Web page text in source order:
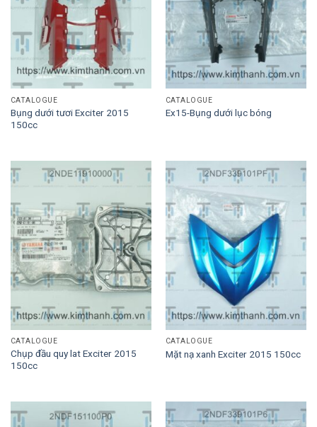
CATALOGUE
Bụng dưới tươi Exciter 2015
150cc
CATALOGUE
Ex15-Bụng dưới lục bóng
CATALOGUE
Chụp đầu quy lat Exciter 2015
150cc
CATALOGUE
Mặt nạ xanh Exciter 2015 150cc